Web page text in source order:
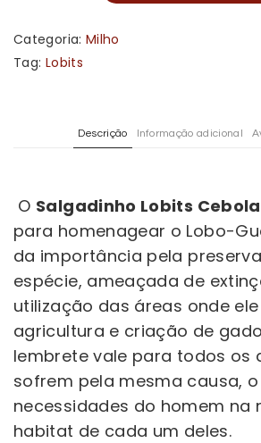
Categoria: Milho
Tag: Lobits
Descrição Informação adicional
O Salgadinho Lobits Cebola
para homenagear o Lobo-
da importância pela
espécie, ameaçada de
utilização das áreas onde
agricultura e criação de
lembrete vale para todos os
sofrem pela mesma causa,
necessidades do homem na
habitat de cada um deles.